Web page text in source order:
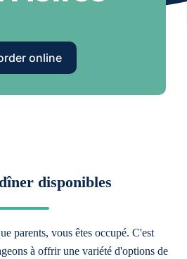
online
disponibles
parents, vous êtes occupé. C'est
à offrir une variété d'options de